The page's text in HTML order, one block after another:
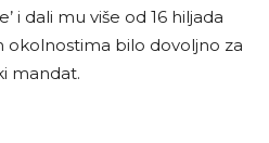
i dali mu više od 16 hiljada
okolnostima bilo dovoljno za
mandat.